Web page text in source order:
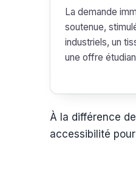
La demande
soutenue,
industriels, un
une offre
À la différence
accessibilité